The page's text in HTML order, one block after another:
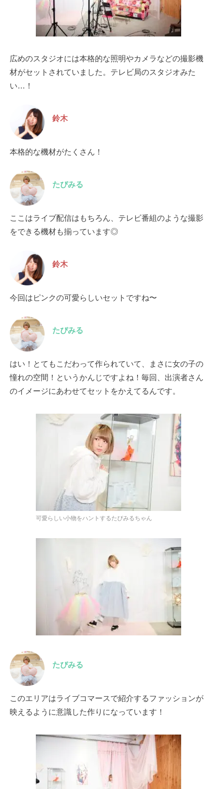
広めのスタジオには本格的な照明やカメラなどの撮影機
材がセットされていました。テレビ局のスタジオみた
い…！
鈴木
本格的な機材がたくさん！
たぴみる
ここはライブ配信はもちろん、テレビ番組のような撮影
をできる機材も揃っています◎
鈴木
今回はピンクの可愛らしいセットですね〜
たぴみる
はい！とてもこだわって作られていて、まさに女の子の
憧れの空間！というかんじですよね！毎回、出演者さん
のイメージにあわせてセットをかえてるんです。
可愛らしい小物をハントするたぴみるちゃん
たぴみる
このエリアはライブコマースで紹介するファッションが
映えるように意識した作りになっています！